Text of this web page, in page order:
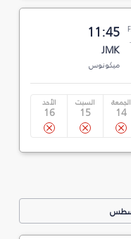
11:45
JMK
ميكونوس
الجمعة
14
السبت
15
الأحد
16